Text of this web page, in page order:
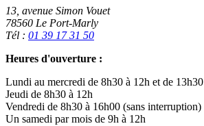
13, avenue Simon Vouet
78560 Le Port-Marly
Tél : 01 39 17 31 50
Heures d'ouverture :
Lundi au mercredi de 8h30 à 12h et de
Jeudi de 8h30 à 12h
Vendredi de 8h30 à 16h00 (sans interruption)
Un samedi par mois de 9h à 12h